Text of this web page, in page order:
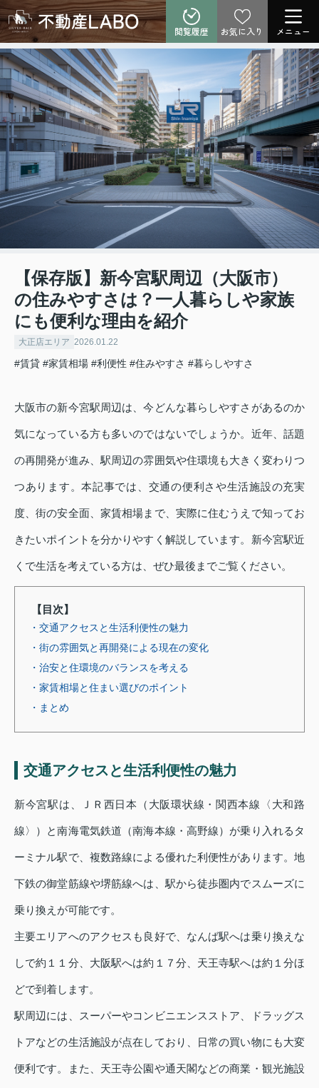
閲覧履歴 お気に入り メニュー
【保存版】新今宮駅周辺（大阪市）
の住みやすさは？一人暮らしや家族
にも便利な理由を紹介
大正店エリア 2026.01.22
#賃貸 #家賃相場 #利便性 #住みやすさ #暮らしやすさ
大阪市の新今宮駅周辺は、今どんな暮らしやすさがあるのか
気になっている方も多いのではないでしょうか。近年、話題
の再開発が進み、駅周辺の雰囲気や住環境も大きく変わりつ
つあります。本記事では、交通の便利さや生活施設の充実
度、街の安全面、家賃相場まで、実際に住むうえで知ってお
きたいポイントを分かりやすく解説しています。新今宮駅近
くで生活を考えている方は、ぜひ最後までご覧ください。
【目次】
・交通アクセスと生活利便性の魅力
・街の雰囲気と再開発による現在の変化
・治安と住環境のバランスを考える
・家賃相場と住まい選びのポイント
・まとめ
交通アクセスと生活利便性の魅力
新今宮駅は、ＪＲ西日本（大阪環状線・関西本線〈大和路
線〉）と南海電気鉄道（南海本線・高野線）が乗り入れるタ
ーミナル駅で、複数路線による優れた利便性があります。地
下鉄の御堂筋線や堺筋線へは、駅から徒歩圏内でスムーズに
乗り換えが可能です。
主要エリアへのアクセスも良好で、なんば駅へは乗り換えな
しで約１１分、大阪駅へは約１７分、天王寺駅へは約１分ほ
どで到着します。
駅周辺には、スーパーやコンビニエンスストア、ドラッグス
トアなどの生活施設が点在しており、日常の買い物にも大変
便利です。また、天王寺公園や通天閣などの商業・観光施設